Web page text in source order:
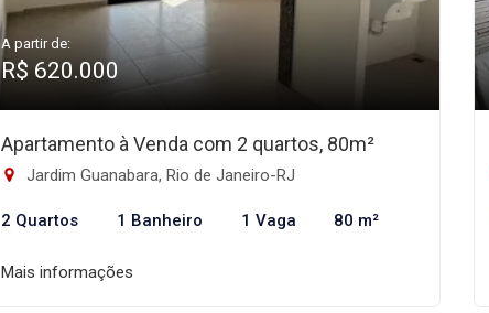
A partir de:
R$ 620.000
Apartamento à Venda com 2 quartos, 80m²
Jardim Guanabara, Rio de Janeiro-RJ
2 Quartos 1 Banheiro 1 Vaga 80 m²
Mais informações